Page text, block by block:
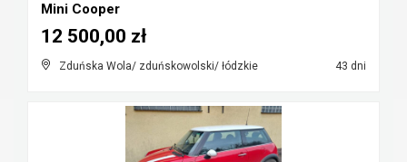
Mini Cooper
Zduńska Wola/ zduńskowolski/ łódzkie 43 dni
12 500,00 zł